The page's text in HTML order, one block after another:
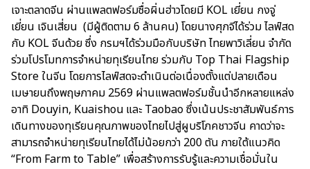
เจาะตลาดจีน ผ่านแพลตฟอร์มซื่อผิ่นฮ่าวโดยมี KOL เยี่ยน กงจู่
เยี่ยน เจินเสี่ยน (มีผู้ติดตาม 6 ล้านคน) โดยนางศุภจีได้ร่วม ไลฟ์สด
กับ KOL จีนด้วย ซึ่ง กรมฯได้ร่วมมือกับบริษัท ไทยพาวิเลี่ยน จำกัด
ร่วมโปรโมทการจำหน่ายทุเรียนไทย ร่วมกับ Top Thai Flagship
Store ในจีน โดยการไลฟ์สดจะดำเนินต่อเนื่องตั้งแต่ปลายเดือน
เมษายนถึงพฤษภาคม 2569 ผ่านแพลตฟอร์มชั้นนำอีกหลายแหล่ง
อาทิ Douyin, Kuaishou และ Taobao ซึ่งเน้นประชาสัมพันธ์การ
เดินทางของทุเรียนคุณภาพของไทยไปสู่ผูบริโภคชาวจีน คาดว่าจะ
สามารถจำหน่ายทุเรียนไทยได้ไม่น้อยกว่า 200 ตัน ภายใต้แนวคิด
“From Farm to Table” เพื่อสร้างการรับรู้และความเชื่อมั่นใน